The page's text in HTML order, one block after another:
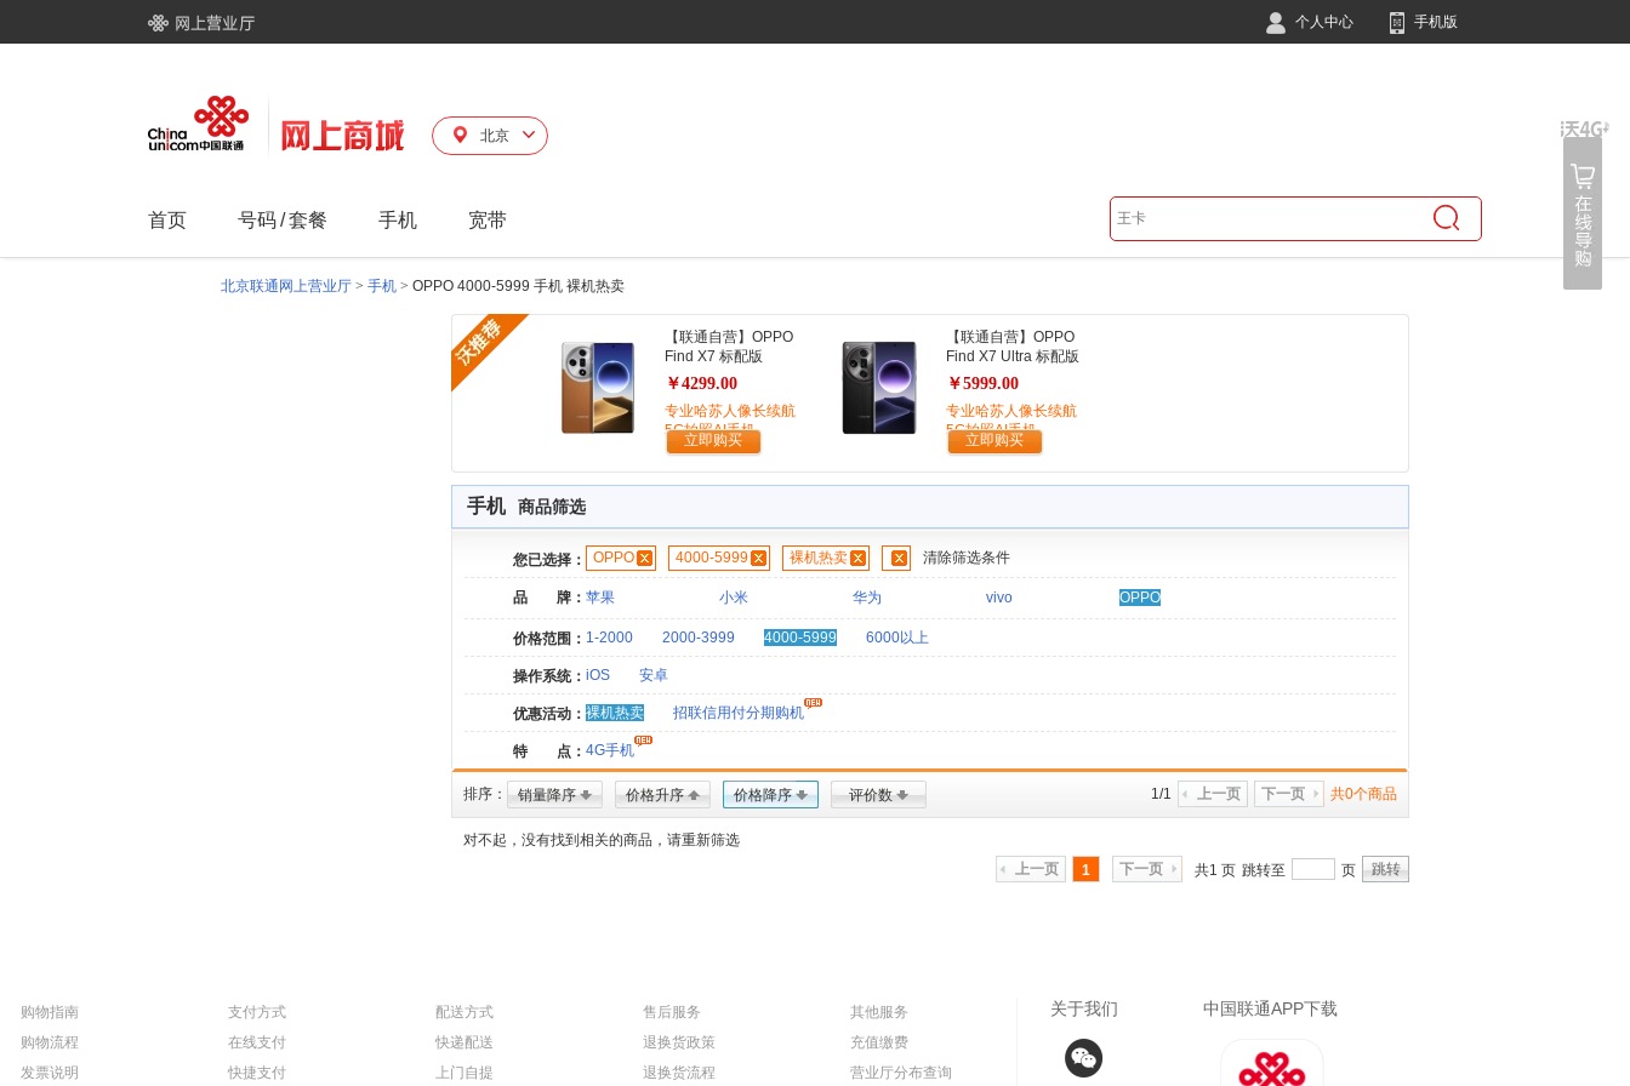
个人中心 手机版
北京
首页 号码/套餐 手机 宽带
北京联通网上营业厅 > 手机 > OPPO 4000-5999 手机 裸机热卖
【联通自营】OPPO
Find X7 标配版
￥4299.00
专业哈苏人像长续航
5G拍照AI手机
立即购买
【联通自营】OPPO
Find X7 Ultra 标配版
￥5999.00
专业哈苏人像长续航
5G拍照AI手机
立即购买
手机 商品筛选
您已选择： OPPO 4000-5999 裸机热卖 清除筛选条件
品 牌： 苹果 小米 华为 vivo OPPO
价格范围： 1-2000 2000-3999 4000-5999 6000以上
操作系统： iOS 安卓
优惠活动： 裸机热卖 招联信用付分期购机
特 点： 4G手机
排序： 销量降序 价格升序 价格降序 评价数 共0个商品
下一页
上一页
1/1
对不起，没有找到相关的商品，请重新筛选
上一页
1 下一页 共1 页 跳转至 页 跳转
购物指南
购物流程
发票说明
支付方式
在线支付
快捷支付
配送方式
快递配送
上门自提
售后服务
退换货政策
退换货流程
其他服务
充值缴费
营业厅分布查询
关于我们 中国联通APP下载